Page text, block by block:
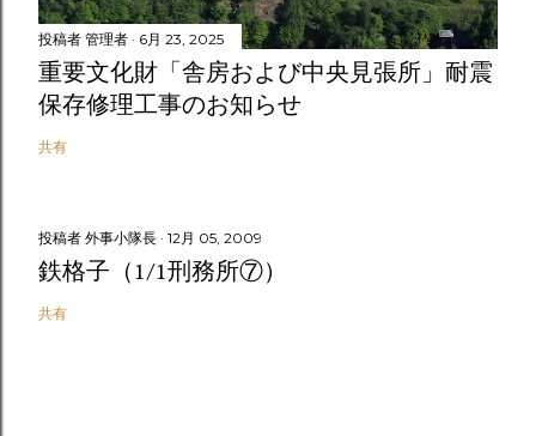
投稿者 管理者 6月 23, 2025
重要文化財「舎房および中央見張所」耐震
保存修理工事のお知らせ
共有
投稿者 外事小隊長 12月 05, 2009
鉄格子（1/1刑務所⑦）
共有